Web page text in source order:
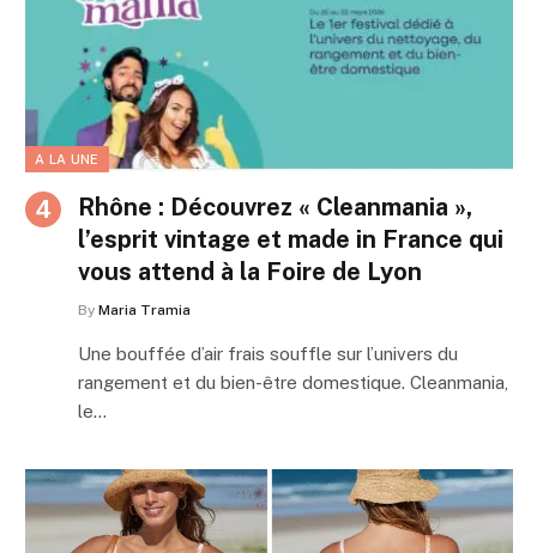
A LA UNE
Rhône : Découvrez « Cleanmania »,
l’esprit vintage et made in France qui
vous attend à la Foire de Lyon
By Maria Tramia
Une bouffée d’air frais souffle sur l’univers du
rangement et du bien-être domestique. Cleanmania,
le…